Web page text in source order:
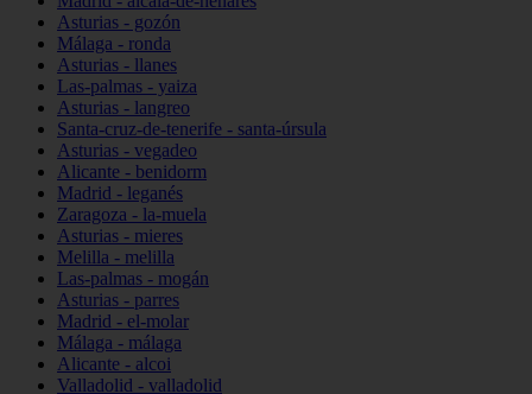
Asturias - gozón
Málaga - ronda
Asturias - llanes
Las-palmas - yaiza
Asturias - langreo
Santa-cruz-de-tenerife - santa-úrsula
Asturias - vegadeo
Alicante - benidorm
Madrid - leganés
Zaragoza - la-muela
Asturias - mieres
Melilla - melilla
Las-palmas - mogán
Asturias - parres
Madrid - el-molar
Málaga - málaga
Alicante - alcoi
Valladolid - valladolid